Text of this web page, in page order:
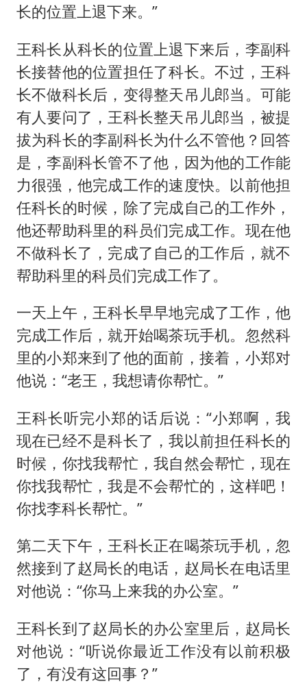
长的位置上退下来。”
王科长从科长的位置上退下来后，李副科
长接替他的位置担任了科长。不过，王科
长不做科长后，变得整天吊儿郎当。可能
有人要问了，王科长整天吊儿郎当，被提
拔为科长的李副科长为什么不管他？回答
是，李副科长管不了他，因为他的工作能
力很强，他完成工作的速度快。以前他担
任科长的时候，除了完成自己的工作外，
他还帮助科里的科员们完成工作。现在他
不做科长了，完成了自己的工作后，就不
帮助科里的科员们完成工作了。
一天上午，王科长早早地完成了工作，他
完成工作后，就开始喝茶玩手机。忽然科
里的小郑来到了他的面前，接着，小郑对
他说：“老王，我想请你帮忙。”
王科长听完小郑的话后说：“小郑啊，我
现在已经不是科长了，我以前担任科长的
时候，你找我帮忙，我自然会帮忙，现在
你找我帮忙，我是不会帮忙的，这样吧！
你找李科长帮忙。”
第二天下午，王科长正在喝茶玩手机，忽
然接到了赵局长的电话，赵局长在电话里
对他说：“你马上来我的办公室。”
王科长到了赵局长的办公室里后，赵局长
对他说：“听说你最近工作没有以前积极
了，有没有这回事？”